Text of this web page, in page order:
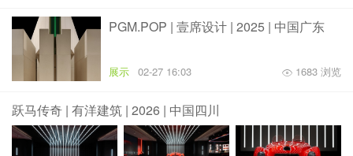
PGM.POP | 壹席设计 | 2025 | 中国广东
展示 02-27 16:03 1683 浏览
跃马传奇 | 有洋建筑 | 2026 | 中国四川